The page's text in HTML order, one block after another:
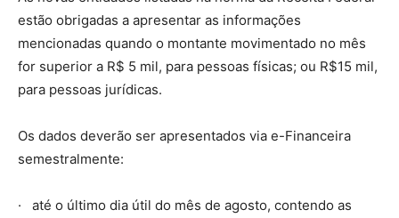
estão obrigadas a apresentar as informações
mencionadas quando o montante movimentado no mês
for superior a R$ 5 mil, para pessoas físicas; ou R$15 mil,
para pessoas jurídicas.
Os dados deverão ser apresentados via e-Financeira
semestralmente:
· até o último dia útil do mês de agosto, contendo as